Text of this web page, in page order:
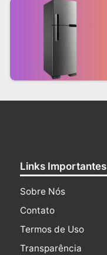
Links Importantes
Sobre Nós
Contato
Termos de Uso
Transparência